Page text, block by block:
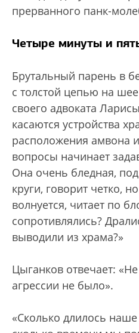
прерванного панк-
Четыре минуты и
Брутальный парень в
с толстой цепью на
своего адвоката
касаются устройства
расположения амвона
вопросы начинает
Она очень бледная,
круги, говорит четко,
волнуется, читает по
сопротивлялись?
выводили из храма?»
Цыганков отвечает:
агрессии не было».
«Сколько длилось